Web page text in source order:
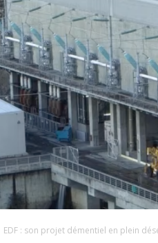
EDF : son projet démentiel en plein